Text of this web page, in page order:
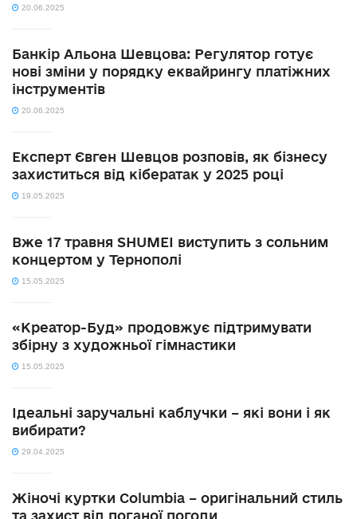
20.06.2025
Банкір Альона Шевцова: Регулятор готує
нові зміни у порядку еквайрингу платіжних
інструментів
20.06.2025
Експерт Євген Шевцов розповів, як бізнесу
захиститься від кібератак у 2025 році
19.05.2025
Вже 17 травня SHUMEI виступить з сольним
концертом у Тернополі
15.05.2025
«Креатор-Буд» продовжує підтримувати
збірну з художньої гімнастики
15.05.2025
Ідеальні заручальні каблучки – які вони і як
вибирати?
29.04.2025
Жіночі куртки Columbia – оригінальний стиль
та захист від поганої погоди